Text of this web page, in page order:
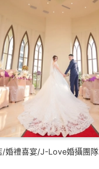
/婚禮喜宴/J-Love婚攝團隊